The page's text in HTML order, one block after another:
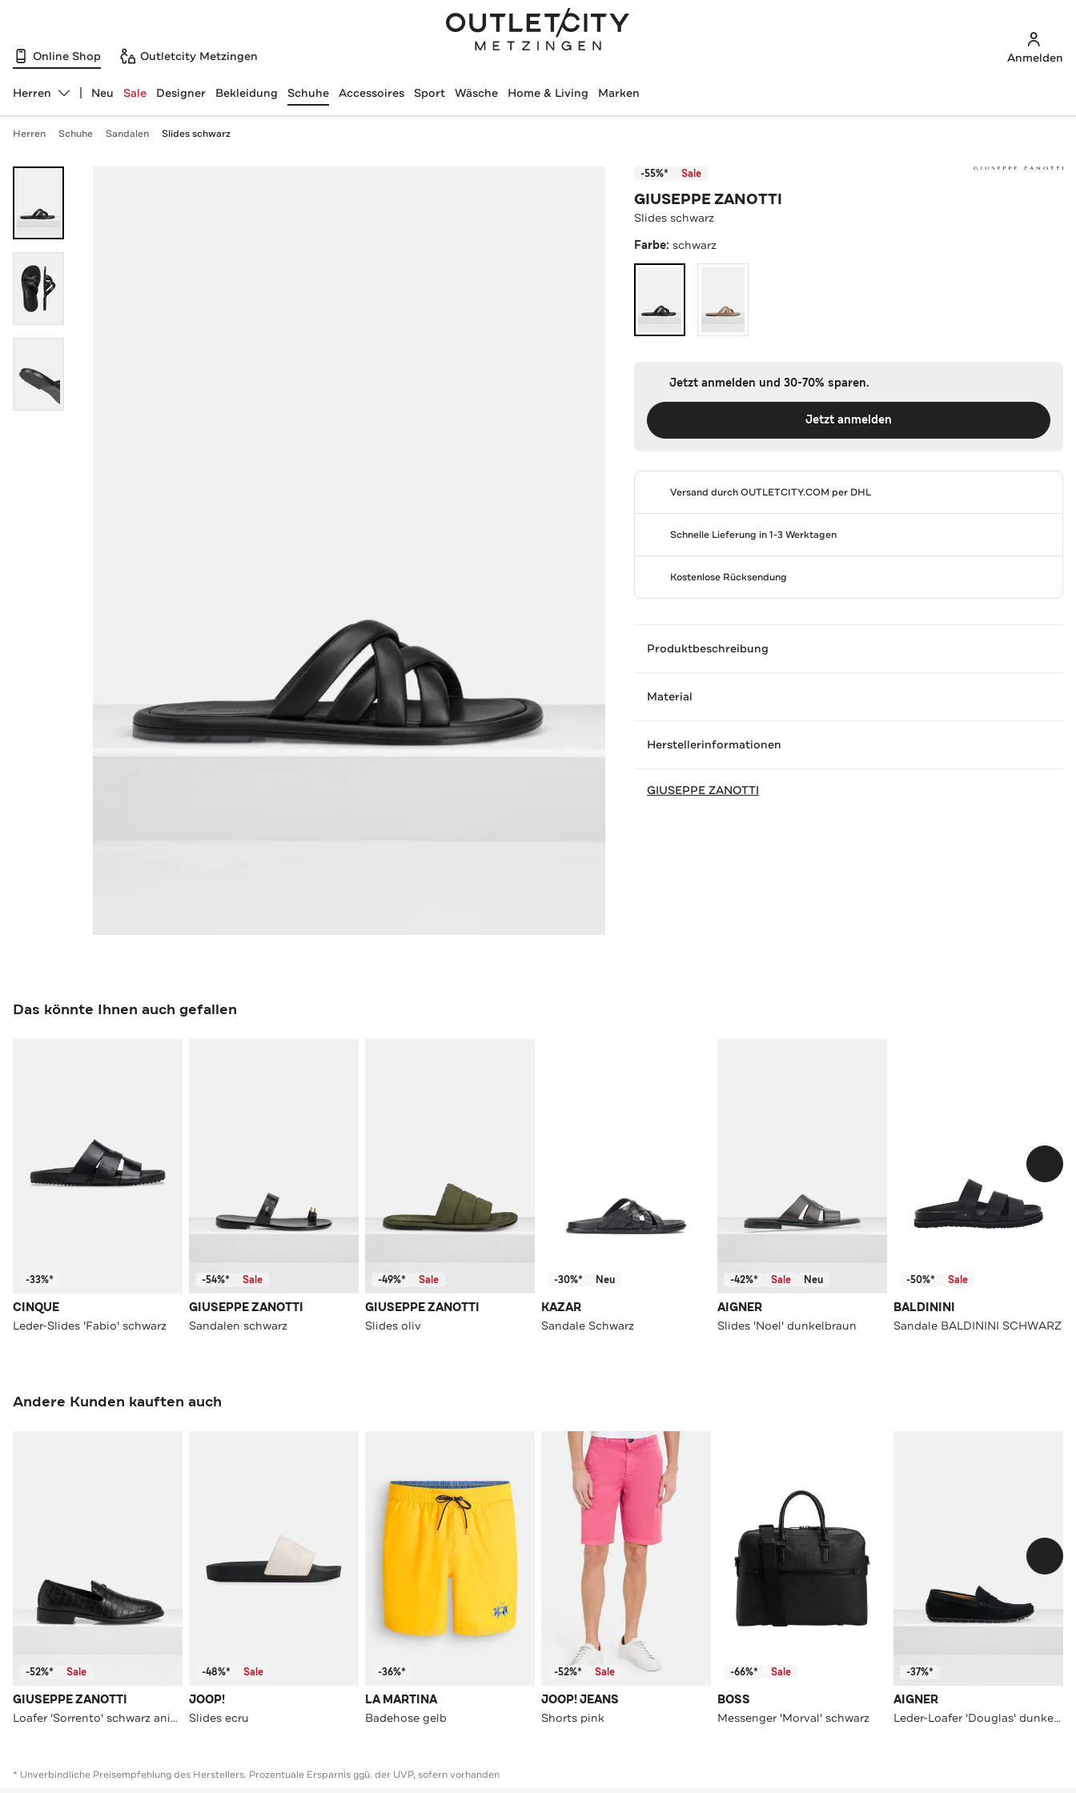
Online Shop Outletcity Metzingen Anmelden
Abteilung ändern, ausgewählt:
Herren Neu Sale Designer Bekleidung Schuhe Accessoires Sport Wäsche Home & Living Marken
Herren Schuhe Sandalen Slides schwarz
-55%* Sale
GIUSEPPE ZANOTTI
Slides schwarz
Farbe: schwarz
Jetzt anmelden und 30-70% sparen.
Jetzt anmelden
Versand durchOUTLETCITY.COM per DHL
Schnelle Lieferung in 1-3 Werktagen
Kostenlose Rücksendung
Produktbeschreibung
Material
Herstellerinformationen
GIUSEPPE ZANOTTI
Das könnte Ihnen auch gefallen
-33%*
CINQUE
Leder-Slides 'Fabio' schwarz
-54%* Sale
GIUSEPPE ZANOTTI
Sandalen schwarz
-49%* Sale
GIUSEPPE ZANOTTI
Slides oliv
-30%* Neu
KAZAR
Sandale Schwarz
-42%* Sale Neu
AIGNER
Slides 'Noel' dunkelbraun
-50%* Sale
BALDININI
Sandale BALDININI SCHWARZ
Andere Kunden kauften auch
-52%* Sale
GIUSEPPE ZANOTTI
Loafer 'Sorrento' schwarz animal
-48%* Sale
JOOP!
Slides ecru
-36%*
LA MARTINA
Badehose gelb
-52%* Sale
JOOP! JEANS
Shorts pink
-66%* Sale
BOSS
Messenger 'Morval' schwarz
-37%*
AIGNER
Leder-Loafer 'Douglas' dunkelblau
* Unverbindliche Preisempfehlung des Herstellers. Prozentuale Ersparnis ggü. der UVP, sofern vorhanden